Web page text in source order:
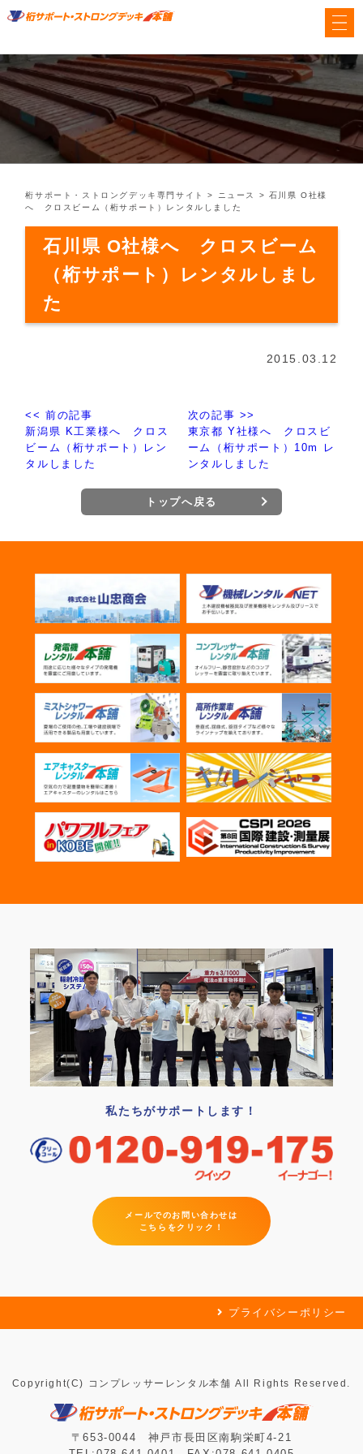
桁サポート・ストロングデッキ専門サイト > ニュース > 石川県 O社様
へ クロスビーム（桁サポート）レンタルしました
石川県 O社様へ クロスビーム
（桁サポート）レンタルしまし
た
2015.03.12
<< 前の記事
新潟県 K工業様へ クロス
ビーム（桁サポート）レン
タルしました
次の記事 >>
東京都 Y社様へ クロスビ
ーム（桁サポート）10m レ
ンタルしました
トップへ戻る
私たちがサポートします！
メールでのお問い合わせは
こちらをクリック！
プライバシーポリシー
Copyright(C) コンプレッサーレンタル本舗 All Rights Reserved.
〒653-0044 神戸市長田区南駒栄町4-21